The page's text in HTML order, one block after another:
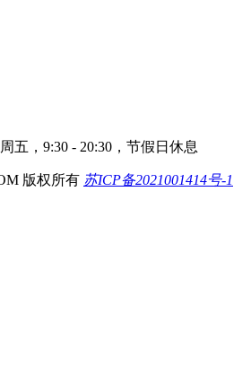
五，9:30 - 20:30，节假日休息
版权所有 苏ICP备2021001414号-1